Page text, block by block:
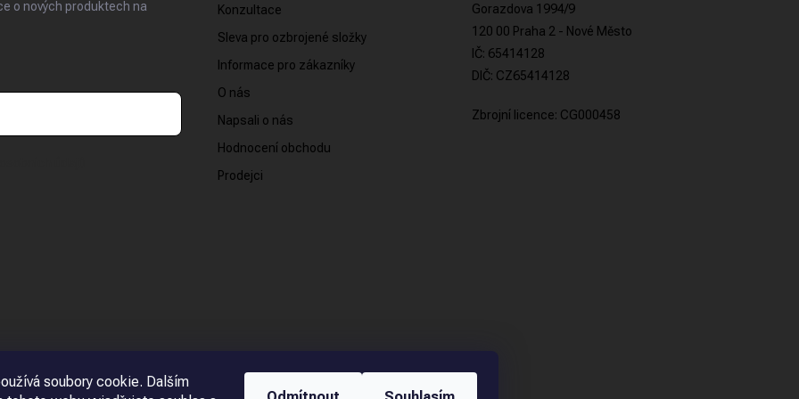
soubory cookie. Dalším
o nových produktech na
Konzultace
Sleva pro ozbrojené složky
Informace pro zákazníky
O nás
Napsali o nás
Hodnocení obchodu
Prodejci
Gorazdova 1994/9
120 00 Praha 2 - Nové Město
IČ: 65414128
DIČ: CZ65414128
Zbrojní licence: CG000458